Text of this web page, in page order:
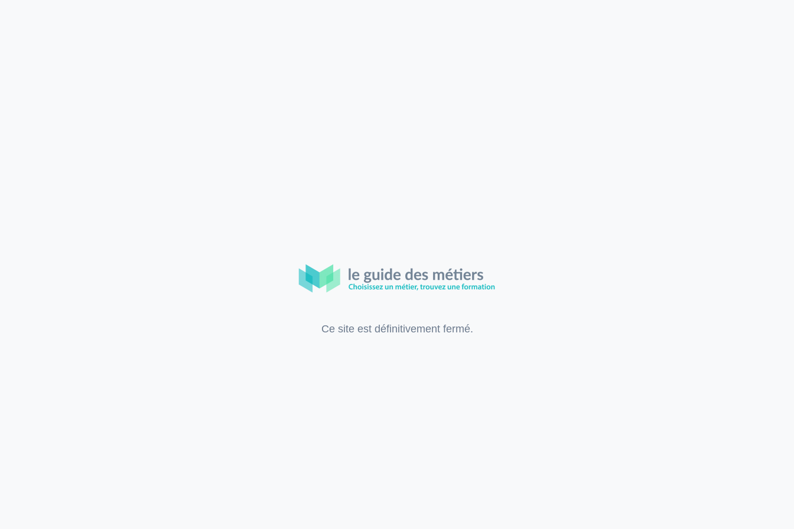
Ce site est définitivement fermé.